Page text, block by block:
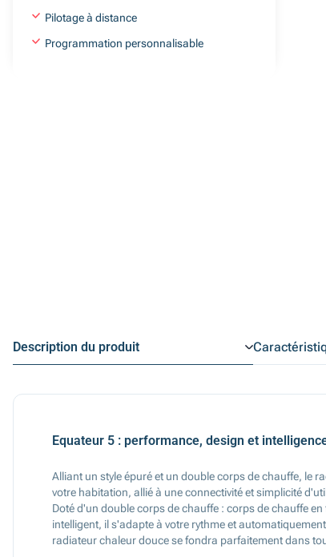
Pilotage à distance
Programmation personnalisable
Description du produit
Equateur 5 : performance, design et
Alliant un style épuré et un double corps de chauffe, le
votre habitation, allié à une connectivité et simplicité
Doté d'un double corps de chauffe : corps de chauffe
intelligent, il s'adapte à votre rythme et
radiateur chaleur douce se fondra parfaitement dans